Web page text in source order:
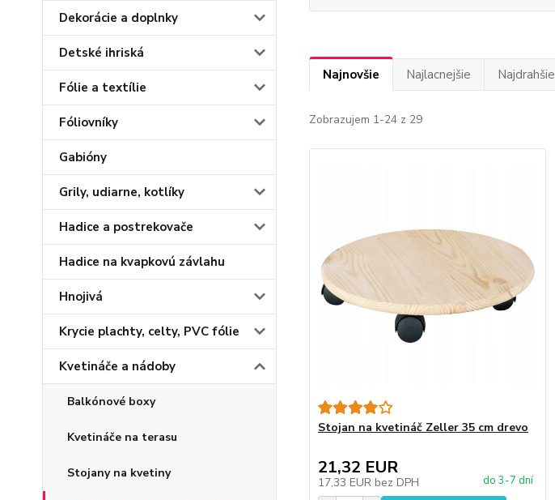
Dekorácie a doplnky
Detské ihriská
Fólie a textílie
Fóliovníky
Gabióny
Grily, udiarne, kotlíky
Hadice a postrekovače
Hadice na kvapkovú závlahu
Hnojivá
Krycie plachty, celty, PVC fólie
Kvetináče a nádoby
Balkónové boxy
Kvetináče na terasu
Stojany na kvetiny
Najnovšie Najlacnejšie Najdrahšie
Zobrazujem 1-24 z 29
Stojan na kvetináč Zeller 35 cm drevo
21,32 EUR
17,33 EUR bez DPH do 3-7 dní